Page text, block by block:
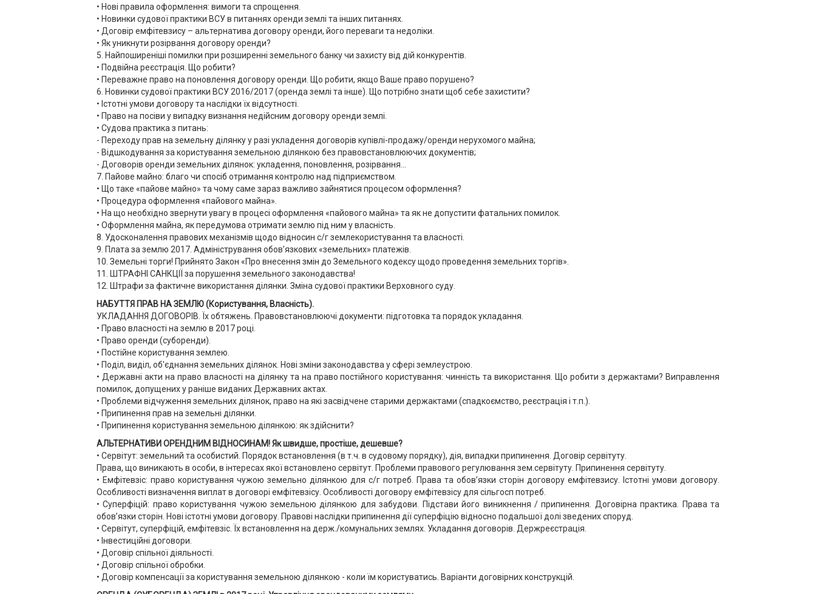
• Нові правила оформлення: вимоги та спрощення.
• Новинки судової практики ВСУ в питаннях оренди землі та інших питаннях.
• Договір емфітевзису – альтернатива договору оренди, його переваги та недоліки.
• Як уникнути розірвання договору оренди?
5. Найпоширеніші помилки при розширенні земельного банку чи захисту від дій конкурентів.
• Подвійна реєстрація. Що робити?
• Переважне право на поновлення договору оренди. Що робити, якщо Ваше право порушено?
6. Новинки судової практики ВСУ 2016/2017 (оренда землі та інше). Що потрібно знати щоб себе захистити?
• Істотні умови договору та наслідки їх відсутності.
• Право на посіви у випадку визнання недійсним договору оренди землі.
• Судова практика з питань:
- Переходу прав на земельну ділянку у разі укладення договорів купівлі-продажу/оренди нерухомого майна;
- Відшкодування за користування земельною ділянкою без правовстановлюючих документів;
- Договорів оренди земельних ділянок: укладення, поновлення, розірвання...
7. Пайове майно: благо чи спосіб отримання контролю над підприємством.
• Що таке «пайове майно» та чому саме зараз важливо зайнятися процесом оформлення?
• Процедура оформлення «пайового майна».
• На що необхідно звернути увагу в процесі оформлення «пайового майна» та як не допустити фатальних помилок.
• Оформлення майна, як передумова отримати землю під ним у власність.
8. Удосконалення правових механізмів щодо відносин с/г землекористування та власності.
9. Плата за землю 2017. Адміністрування обов’язкових «земельних» платежів.
10. Земельні торги! Прийнято Закон «Про внесення змін до Земельного кодексу щодо проведення земельних торгів».
11. ШТРАФНІ САНКЦІЇ за порушення земельного законодавства!
12. Штрафи за фактичне використання ділянки. Зміна судової практики Верховного суду.
НАБУТТЯ ПРАВ НА ЗЕМЛЮ (Користування, Власність).
УКЛАДАННЯ ДОГОВОРІВ. Їх обтяжень. Правовстановлюючі документи: підготовка та порядок укладання.
• Право власності на землю в 2017 році.
• Право оренди (суборенди).
• Постійне користування землею.
• Поділ, виділ, об'єднання земельних ділянок. Нові зміни законодавства у сфері землеустрою.
• Державні акти на право власності на ділянку та на право постійного користування: чинність та використання. Що робити з держактами? Виправлення
помилок, допущених у раніше виданих Державних актах.
• Проблеми відчуження земельних ділянок, право на які засвідчене старими держактами (спадкоємство, реєстрація і т.п.).
• Припинення прав на земельні ділянки.
• Припинення користування земельною ділянкою: як здійснити?
АЛЬТЕРНАТИВИ ОРЕНДНИМ ВІДНОСИНАМ! Як швидше, простіше, дешевше?
• Сервітут: земельний та особистий. Порядок встановлення (в т.ч. в судовому порядку), дія, випадки припинення. Договір сервітуту.
Права, що виникають в особи, в інтересах якої встановлено сервітут. Проблеми правового регулювання зем.сервітуту. Припинення сервітуту.
• Емфітевзіс: право користування чужою земельно ділянкою для с/г потреб. Права та обов’язки сторін договору емфітевзису. Істотні умови договору.
Особливості визначення виплат в договорі емфітевзісу. Особливості договору емфітевзісу для сільгосп потреб.
• Суперфіцій: право користування чужою земельною ділянкою для забудови. Підстави його виникнення / припинення. Договірна практика. Права та
обов’язки сторін. Нові істотні умови договору. Правові наслідки припинення дії суперфіцію відносно подальшої долі зведених споруд.
• Сервітут, суперфіцій, емфітевзіс. Їх встановлення на держ./комунальних землях. Укладання договорів. Держреєстрація.
• Інвестиційні договори.
• Договір спільної діяльності.
• Договір спільної обробки.
• Договір компенсації за користування земельною ділянкою - коли їм користуватись. Варіанти договірних конструкцій.